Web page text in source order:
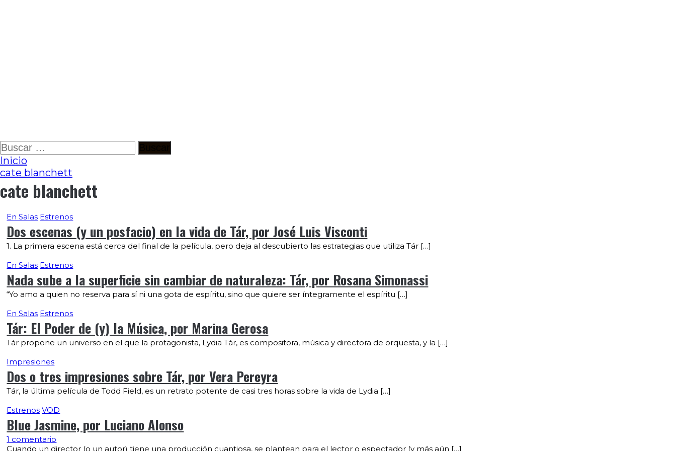
Ir
al
contenido
Buscar:
Inicio
cate blanchett
cate blanchett
En Salas Estrenos
Dos escenas (y un posfacio) en la vida de Tár, por José Luis Visconti
1. La primera escena está cerca del final de la película, pero deja al descubierto las estrategias que utiliza Tár […]
En Salas Estrenos
Nada sube a la superficie sin cambiar de naturaleza: Tár, por Rosana Simonassi
“Yo amo a quien no reserva para sí ni una gota de espíritu, sino que quiere ser íntegramente el espíritu […]
En Salas Estrenos
Tár: El Poder de (y) la Música, por Marina Gerosa
Tár propone un universo en el que la protagonista, Lydia Tár, es compositora, música y directora de orquesta, y la […]
Impresiones
Dos o tres impresiones sobre Tár, por Vera Pereyra
Tár, la última película de Todd Field, es un retrato potente de casi tres horas sobre la vida de Lydia […]
Estrenos VOD
Blue Jasmine, por Luciano Alonso
1 comentario
Cuando un director (o un autor) tiene una producción cuantiosa, se plantean para el lector o espectador (y más aún […]